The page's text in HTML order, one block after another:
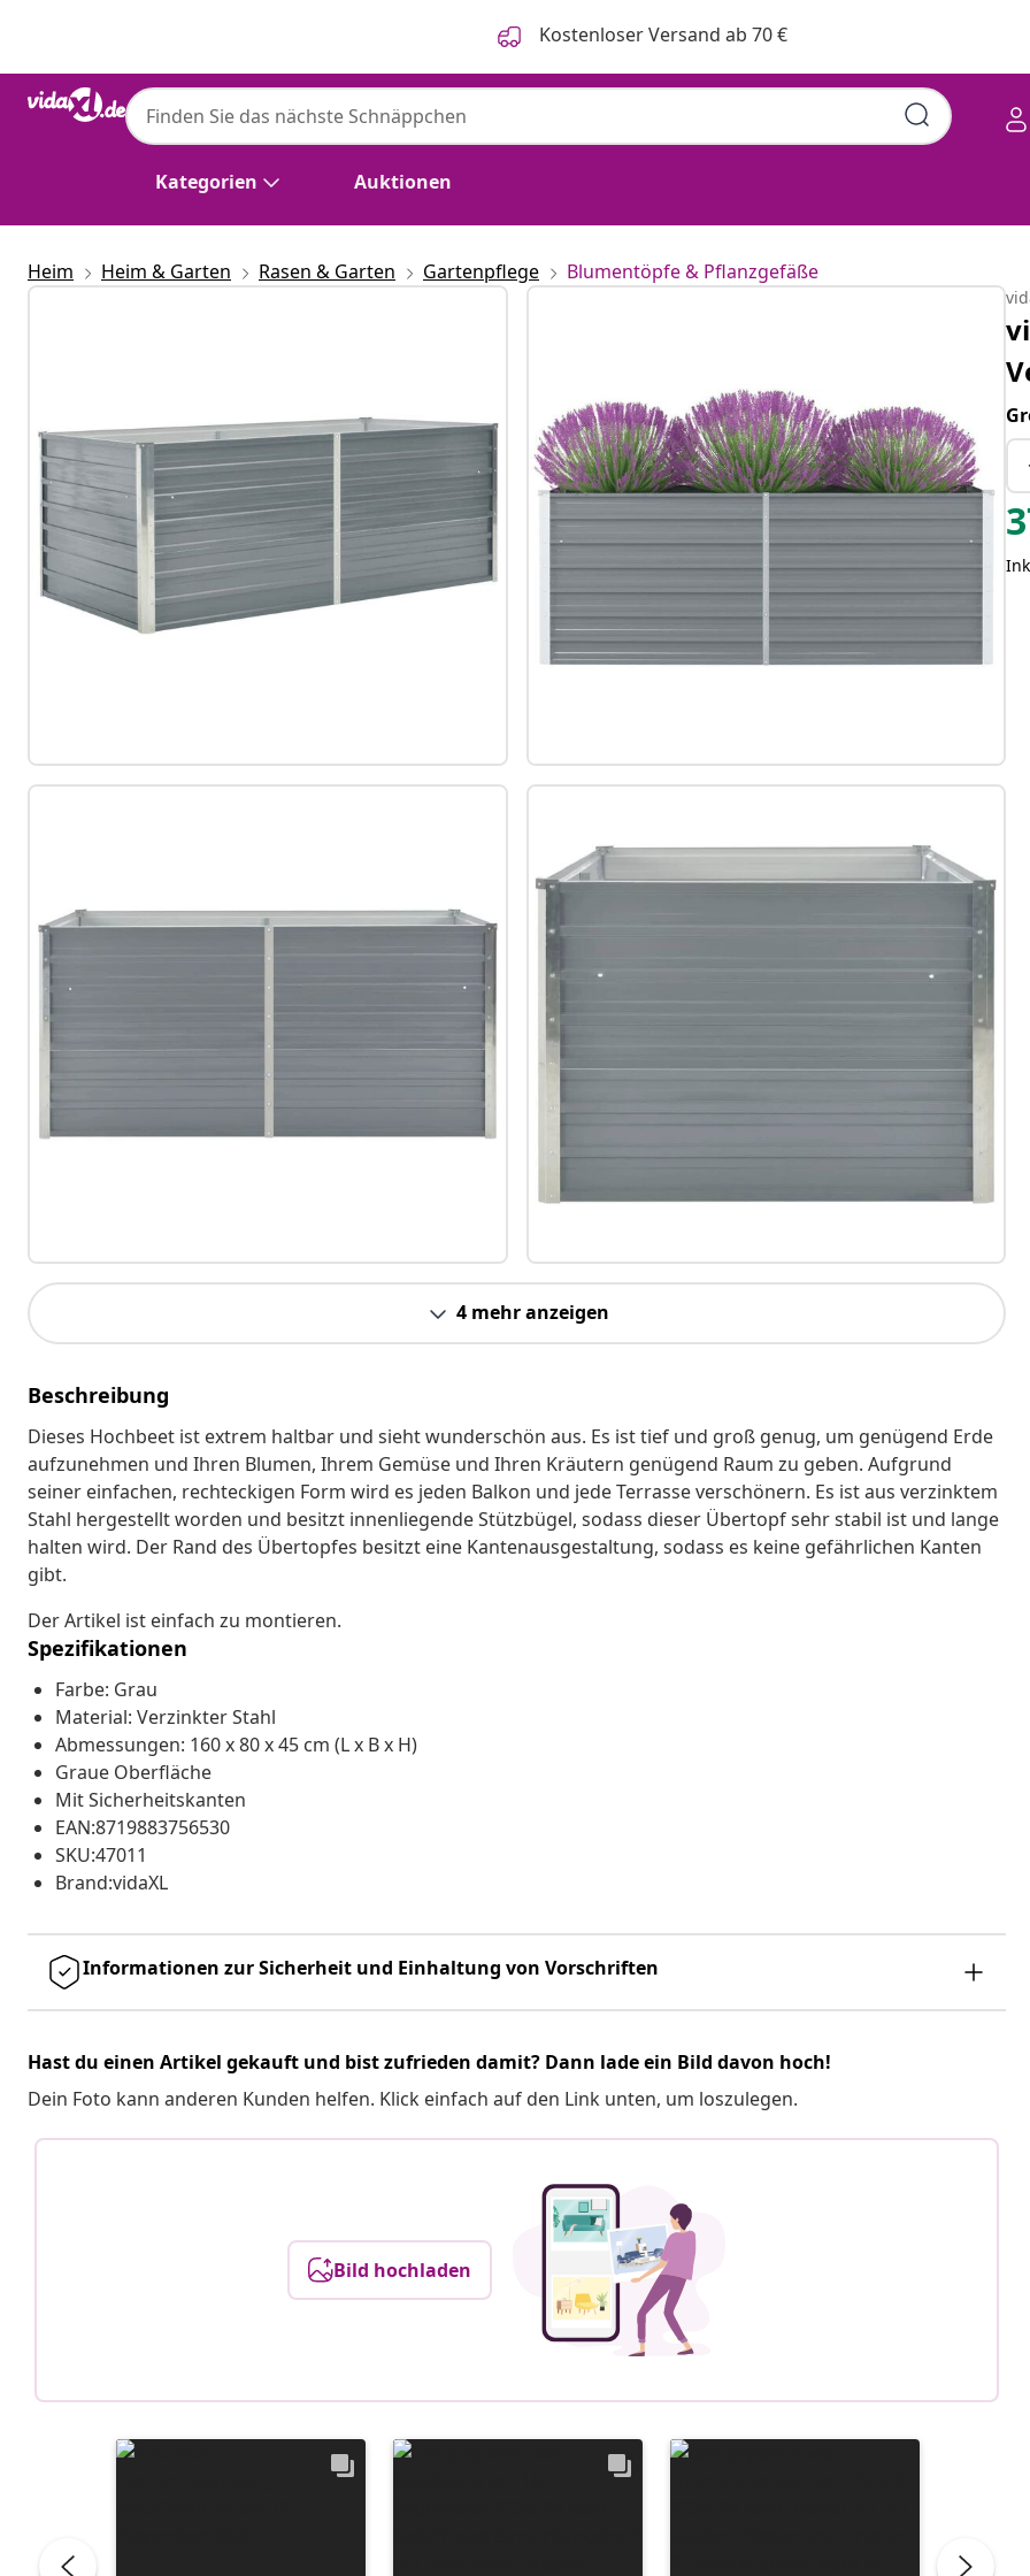
Kostenloser Versand ab 70 €
Kategorien Auktionen
Heim Heim & Garten Rasen & Garten Gartenpflege Blumentöpfe & Pflanzgefäße
4 mehr anzeigen
Beschreibung
Dieses Hochbeet ist extrem haltbar und sieht wunderschön aus. Es ist tief und groß genug, um genügend Erde
aufzunehmen und Ihren Blumen, Ihrem Gemüse und Ihren Kräutern genügend Raum zu geben. Aufgrund
seiner einfachen, rechteckigen Form wird es jeden Balkon und jede Terrasse verschönern. Es ist aus verzinktem
Stahl hergestellt worden und besitzt innenliegende Stützbügel, sodass dieser Übertopf sehr stabil ist und lange
halten wird. Der Rand des Übertopfes besitzt eine Kantenausgestaltung, sodass es keine gefährlichen Kanten
gibt.
Der Artikel ist einfach zu montieren.
Spezifikationen
Farbe: Grau
Material: Verzinkter Stahl
Abmessungen: 160 x 80 x 45 cm (L x B x H)
Graue Oberfläche
Mit Sicherheitskanten
EAN:8719883756530
SKU:47011
Brand:vidaXL
Informationen zur Sicherheit und Einhaltung von Vorschriften
Hast du einen Artikel gekauft und bist zufrieden damit? Dann lade ein Bild davon hoch!
Dein Foto kann anderen Kunden helfen. Klick einfach auf den Link unten, um loszulegen.
Bild hochladen